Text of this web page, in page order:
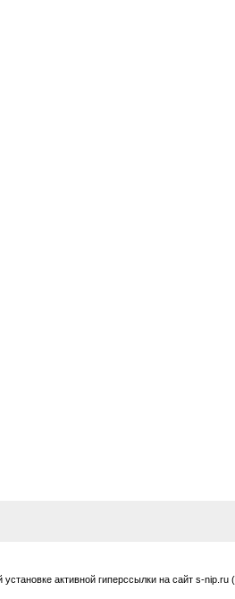
активной гиперссылки на сайт s-nip.ru (